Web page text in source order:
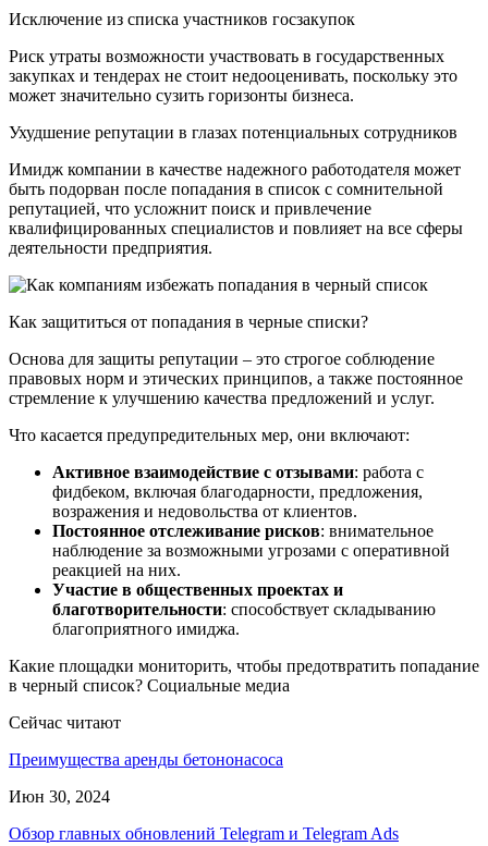
Исключение из списка участников госзакупок
Риск утраты возможности участвовать в государственных
закупках и тендерах не стоит недооценивать, поскольку это
может значительно сузить горизонты бизнеса.
Ухудшение репутации в глазах потенциальных сотрудников
Имидж компании в качестве надежного работодателя может
быть подорван после попадания в список с сомнительной
репутацией, что усложнит поиск и привлечение
квалифицированных специалистов и повлияет на все сферы
деятельности предприятия.
Как защититься от попадания в черные списки?
Основа для защиты репутации – это строгое соблюдение
правовых норм и этических принципов, а также постоянное
стремление к улучшению качества предложений и услуг.
Что касается предупредительных мер, они включают:
Активное взаимодействие с отзывами: работа с
фидбеком, включая благодарности, предложения,
возражения и недовольства от клиентов.
Постоянное отслеживание рисков: внимательное
наблюдение за возможными угрозами с оперативной
реакцией на них.
Участие в общественных проектах и
благотворительности: способствует складыванию
благоприятного имиджа.
Какие площадки мониторить, чтобы предотвратить попадание
в черный список? Социальные медиа
Сейчас читают
Преимущества аренды бетононасоса
Июн 30, 2024
Обзор главных обновлений Telegram и Telegram Ads